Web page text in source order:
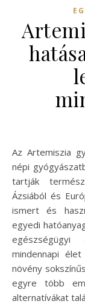
Az Artemiszia gyógynövény évszázadok óta jelen van a
népi
tartják
Ázsiából és
ismert és
egyedi
mindennapi
növény
egyre több
alternatívákat